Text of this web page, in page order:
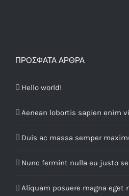
ΠΡΌΣΦΑΤΑ ΆΡΘΡΑ
Hello world!
Aenean lobortis sapien enim
Duis ac massa semper
Nunc fermint nulla eu justo
Aliquam posuere magna eget